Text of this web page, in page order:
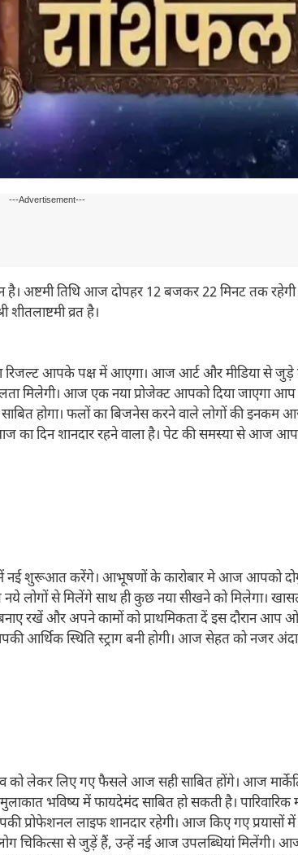
---Advertisement---
है। अष्टमी तिथि आज दोपहर 12 बजकर 22 मिनट तक
व्रत है।
रिजल्ट आपके पक्ष में आएगा। आज आर्ट और मीडिया से जुड़े
मिलेगी। आज एक नया प्रोजेक्ट आपको दिया जाएगा आप
होगा। फलों का बिजनेस करने वाले लोगों की इनकम
का दिन शानदार रहने वाला है। पेट की समस्या से आज
शुरूआत करेंगे। आभूषणों के कारोबार मे आज आपको
लोगों से मिलेंगे साथ ही कुछ नया सीखने को मिलेगा।
रखें और अपने कामों को प्राथमिकता दें इस दौरान आप
आर्थिक स्थिति स्ट्राग बनी होगी। आज सेहत को नजर
को लेकर लिए गए फैसले आज सही साबित होंगे। आज
भविष्य में फायदेमंद साबित हो सकती है।
लाइफ शानदार रहेगी। आज किए गए प्रयासों में
चिकित्सा से जुड़ें हैं, उन्हें नई आज उपलब्धियां